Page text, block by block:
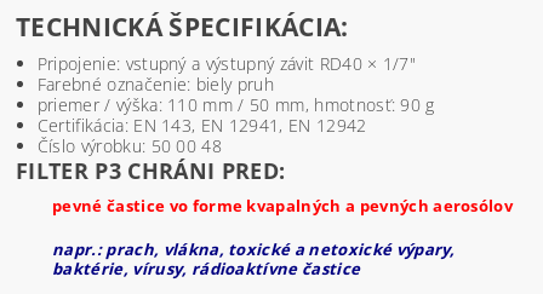
TECHNICKÁ ŠPECIFIKÁCIA:
Pripojenie: vstupný a výstupný závit RD40 × 1/7"
Farebné označenie: biely pruh
priemer / výška: 110 mm / 50 mm, hmotnosť: 90 g
Certifikácia: EN 143, EN 12941, EN 12942
Číslo výrobku: 50 00 48
FILTER P3 CHRÁNI PRED:
pevné častice vo forme kvapalných a pevných aerosólov
napr.: prach, vlákna, toxické a netoxické výpary,
baktérie, vírusy, rádioaktívne častice